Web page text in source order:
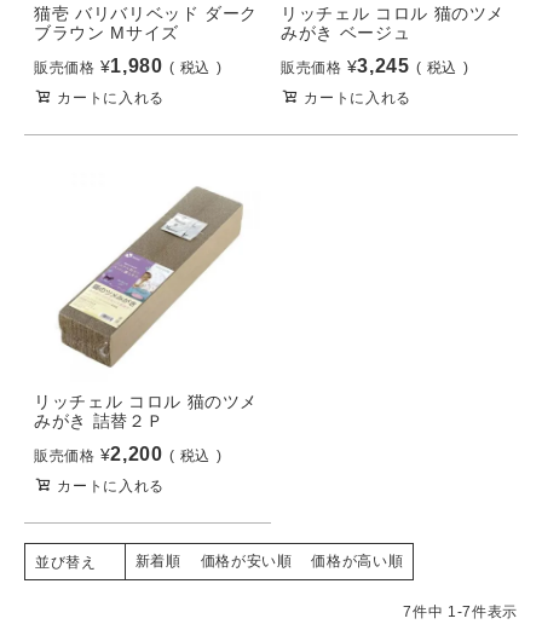
猫壱 バリバリベッド ダーク
ブラウン Mサイズ
販売価格 ¥1,980
税込
カートに入れる
リッチェル コロル 猫のツメ
みがき ベージュ
販売価格 ¥3,245
税込
カートに入れる
リッチェル コロル 猫のツメ
みがき 詰替２Ｐ
販売価格 ¥2,200
税込
カートに入れる
並び替え 新着順 価格が安い順 価格が高い順
7件中 1-7件表示